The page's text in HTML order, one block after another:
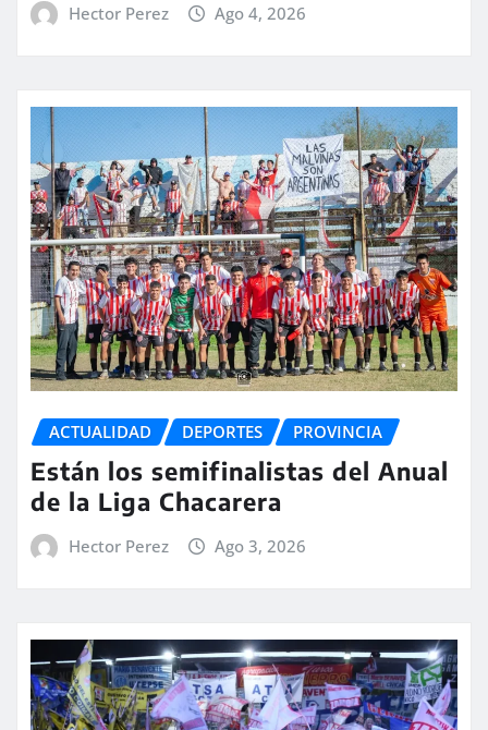
Hector Perez Ago 4, 2026
ACTUALIDAD DEPORTES PROVINCIA
Están los semifinalistas del Anual
de la Liga Chacarera
Hector Perez Ago 3, 2026